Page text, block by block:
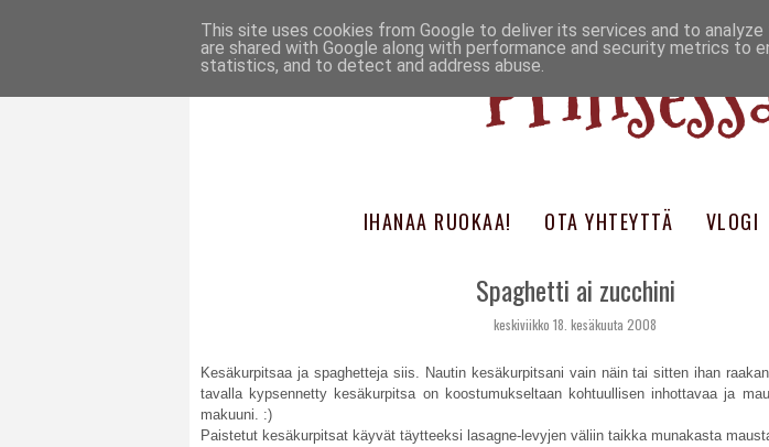
IHANAA RUOKAA! OTA YHTEYTTÄ VLOGI
Spaghetti ai zucchini
keskiviikko 18. kesäkuuta 2008
Kesäkurpitsaa ja spaghetteja siis. Nautin kesäkurpitsani vain näin tai sitten ihan
tavalla kypsennetty kesäkurpitsa on koostumukseltaan kohtuullisen inhottavaa ja
makuuni. :)
Paistetut kesäkurpitsat käyvät täytteeksi lasagne-levyjen väliin taikka munakasta
This site uses cookies from Google to deliver its services and to
are shared with Google along with performance and security metrics to
statistics, and to detect and address abuse.